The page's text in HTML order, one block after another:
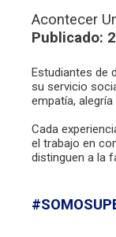
Acontecer
Publicado:
Estudiantes de
su servicio
empatía,
Cada
el trabajo en
distinguen a la